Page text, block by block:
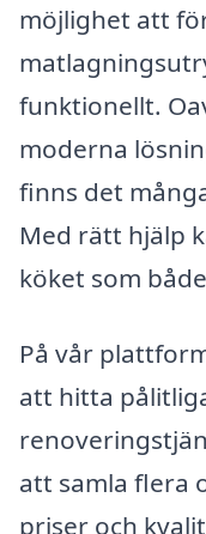
möjlighet att
funktionellt.
moderna
finns det
Med rätt hjälp
köket som
På vår
att hitta
att samla flera
priser och